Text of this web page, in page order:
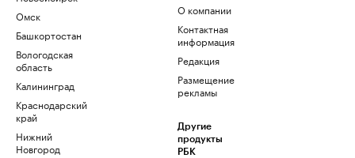
Омск
Башкортостан
Вологодская
область
Калининград
Краснодарский
край
Нижний
Новгород
О компании
Контактная
информация
Редакция
Размещение
рекламы
Другие
продукты
РБК